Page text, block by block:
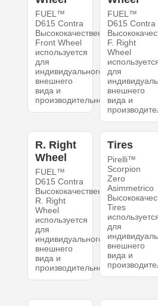
FUEL™
D615 Contra
Высококачественный
Front Wheel
используется
для
индивидуального
внешнего
вида и
производительности.
FUEL™
D615 Contra
F. Right
Wheel
для
внешнего
вида и
R. Right
Wheel
FUEL™
D615 Contra
Высококачественный
R. Right
Wheel
используется
для
индивидуального
внешнего
вида и
производительности.
Tires
Pirelli™
Scorpion
Zero
Asimmetrico
Tires
для
внешнего
вида и